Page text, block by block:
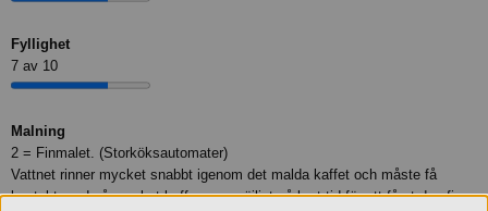
Fyllighet
7 av 10
Malning
2 = Finmalet. (Storköksautomater)
Vattnet rinner mycket snabbt igenom det malda kaffet och måste få
kontakt med så mycket kaffe som möjligt på kort tid för att få ut den fina